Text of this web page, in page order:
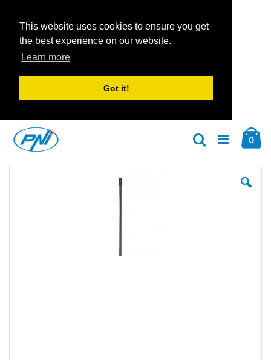
This website uses cookies to ensure you get
the best experience on our website.
Learn more
Got it!
Inhalt
springen
0
Suche